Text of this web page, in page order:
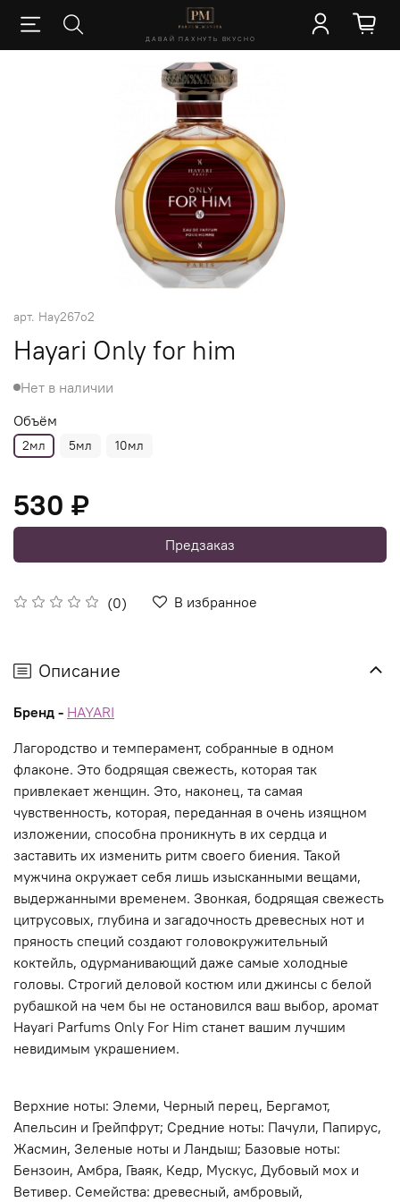
ДАВАЙ ПАХНУТЬ ВКУСНО
арт. Hay267o2
Hayari Only for him
(0) В избранное
Нет в наличии
Объём
2мл 5мл 10мл
530 ₽
Предзаказ
Описание
Бренд - HAYARI
Лагородство и темперамент, собранные в одном
флаконе. Это бодрящая свежесть, которая так
привлекает женщин. Это, наконец, та самая
чувственность, которая, переданная в очень изящном
изложении, способна проникнуть в их сердца и
заставить их изменить ритм своего биения. Такой
мужчина окружает себя лишь изысканными вещами,
выдержанными временем. Звонкая, бодрящая свежесть
цитрусовых, глубина и загадочность древесных нот и
пряность специй создают головокружительный
коктейль, одурманивающий даже самые холодные
головы. Строгий деловой костюм или джинсы с белой
рубашкой на чем бы не остановился ваш выбор, аромат
Hayari Parfums Only For Him станет вашим лучшим
невидимым украшением.
Верхние ноты: Элеми, Черный перец, Бергамот,
Апельсин и Грейпфрут; Средние ноты: Пачули, Папирус,
Жасмин, Зеленые ноты и Ландыш; Базовые ноты:
Бензоин, Амбра, Гваяк, Кедр, Мускус, Дубовый мох и
Ветивер. Семейства: древесный, амбровый,